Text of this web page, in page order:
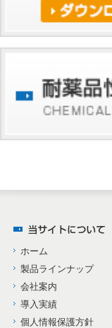
ホーム
製品ラインナップ
会社案内
導入実績
個人情報保護方針